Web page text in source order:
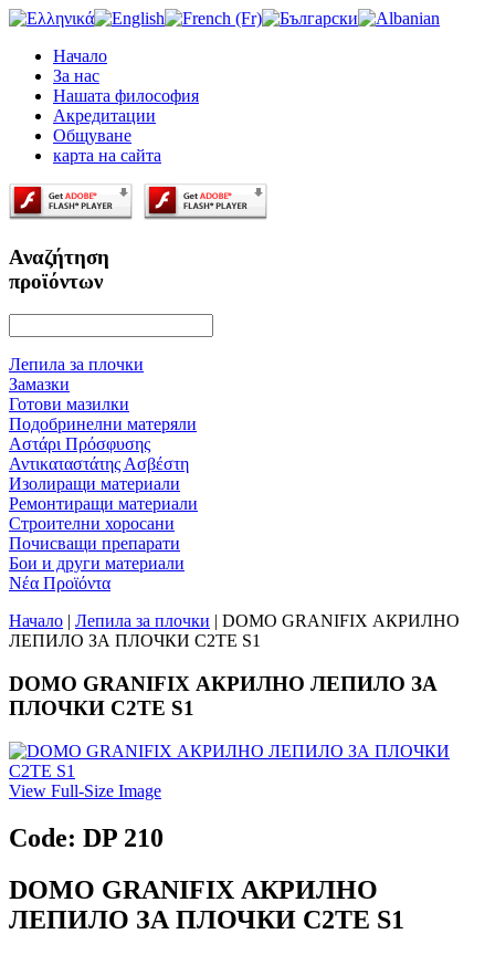
Начало
За нас
Нашата философия
Акредитации
Oбщуване
карта на сайта
Αναζήτηση
προϊόντων
Лепила за плочки
Замазки
Готови мазилки
Подобринелни матеряли
Αστάρι Πρόσφυσης
Αντικαταστάτης Ασβέστη
Изолиращи материали
Ремонтиращи материали
Строителни хоросани
Почисващи препарати
Бои и други материали
Νέα Προϊόντα
Начало | Лепила за плочки | DOMO GRANIFIX АКРИЛНО
ЛЕПИЛО ЗА ПЛОЧКИ C2TE S1
DOMO GRANIFIX АКРИЛНО ЛЕПИЛО ЗА
ПЛОЧКИ C2TE S1
View Full-Size Image
Code: DP 210
DOMO GRANIFIX АКРИЛНО
ЛЕПИЛО ЗА ПЛОЧКИ C2TE S1